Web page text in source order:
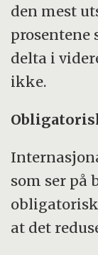
den mest
prosentene
delta i
ikke.
som ser på
at det